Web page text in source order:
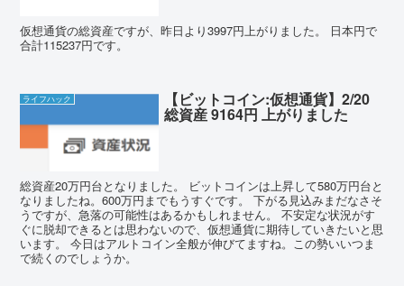
仮想通貨の総資産ですが、昨日より3997円上がりました。 日本円で
合計115237円です。
ライフハック 【ビットコイン:仮想通貨】2/20
総資産 9164円 上がりました
総資産20万円台となりました。 ビットコインは上昇して580万円台と
なりましたね。600万円までもうすぐです。 下がる見込みまだなさそ
うですが、急落の可能性はあるかもしれません。 不安定な状況がす
ぐに脱却できるとは思わないので、仮想通貨に期待していきたいと思
います。 今日はアルトコイン全般が伸びてますね。この勢いいつま
で続くのでしょうか。